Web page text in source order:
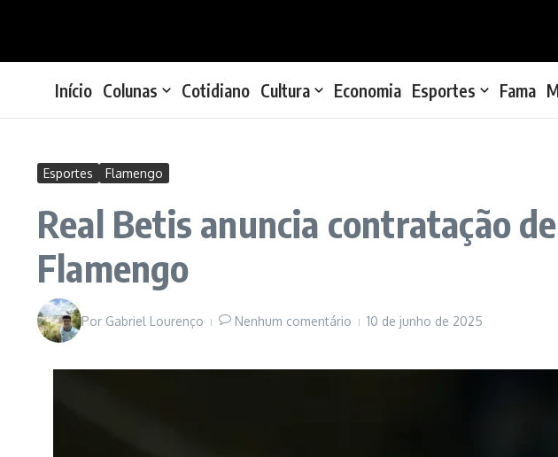
Início Colunas Cotidiano Cultura Economia Esportes Fama
Esportes Flamengo
Real Betis anuncia contratação
Flamengo
Por Gabriel Lourenço Nenhum comentário 10 de junho de 2025